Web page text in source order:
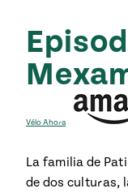
Vélo Ahora
La familia de
de dos culturas,